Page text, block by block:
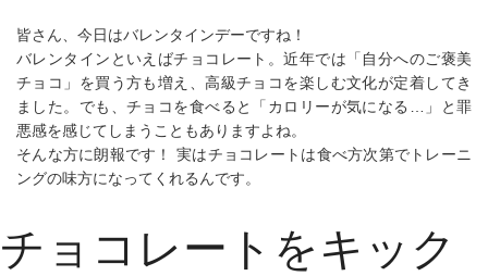
皆さん、今日はバレンタインデーですね！
バレンタインといえばチョコレート。近年では「自分へのご褒美
チョコ」を買う方も増え、高級チョコを楽しむ文化が定着してき
ました。でも、チョコを食べると「カロリーが気になる…」と罪
悪感を感じてしまうこともありますよね。
そんな方に朗報です！ 実はチョコレートは食べ方次第でトレーニ
ングの味方になってくれるんです。
チョコレートをキック